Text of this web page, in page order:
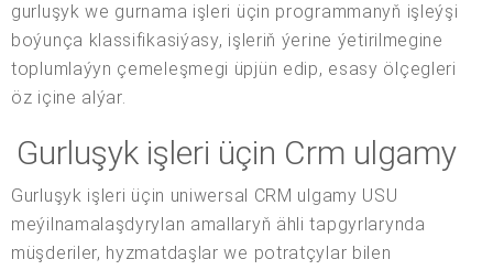
gurluşyk we gurnama işleri üçin programmanyň işleýşi
boýunça klassifikasiýasy, işleriň ýerine ýetirilmegine
toplumlaýyn çemeleşmegi üpjün edip, esasy ölçegleri
öz içine alýar.
Gurluşyk işleri üçin Crm ulgamy
Gurluşyk işleri üçin uniwersal CRM ulgamy USU
meýilnamalaşdyrylan amallaryň ähli tapgyrlarynda
müşderiler, hyzmatdaşlar we potratçylar bilen